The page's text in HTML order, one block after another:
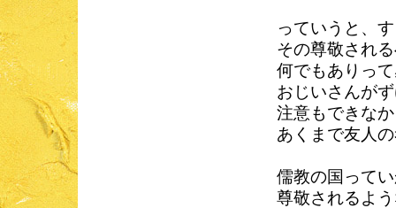
っていうと、
その尊敬され
何でもありっ
おじいさんが
注意もできな
あくまで友人
儒教の国って
尊敬されるよ